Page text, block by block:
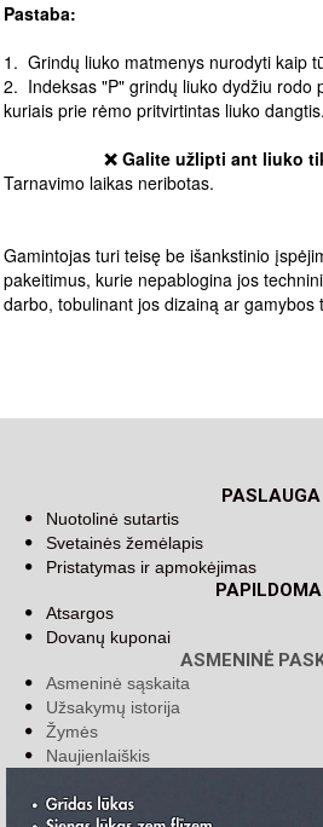
Pastaba:
1. Grindų liuko matmenys nurodyti kaip
2. Indeksas "P" grindų liuko dydžiu rodo
kuriais prie rėmo pritvirtintas liuko dangtis.
❌ Galite užlipti ant liuko
Tarnavimo laikas neribotas.
Gamintojas turi teisę be išankstinio
pakeitimus, kurie nepablogina jos
darbo, tobulinant jos dizainą ar gamybos
PASLAUGA
Nuotolinė sutartis
Svetainės žemėlapis
Pristatymas ir apmokėjimas
PAPILDOMAI
Atsargos
Dovanų kuponai
ASMENINĖ
Asmeninė sąskaita
Užsakymų istorija
Žymės
Naujienlaiškis